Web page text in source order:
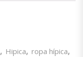
, Hipica, ropa hípica,